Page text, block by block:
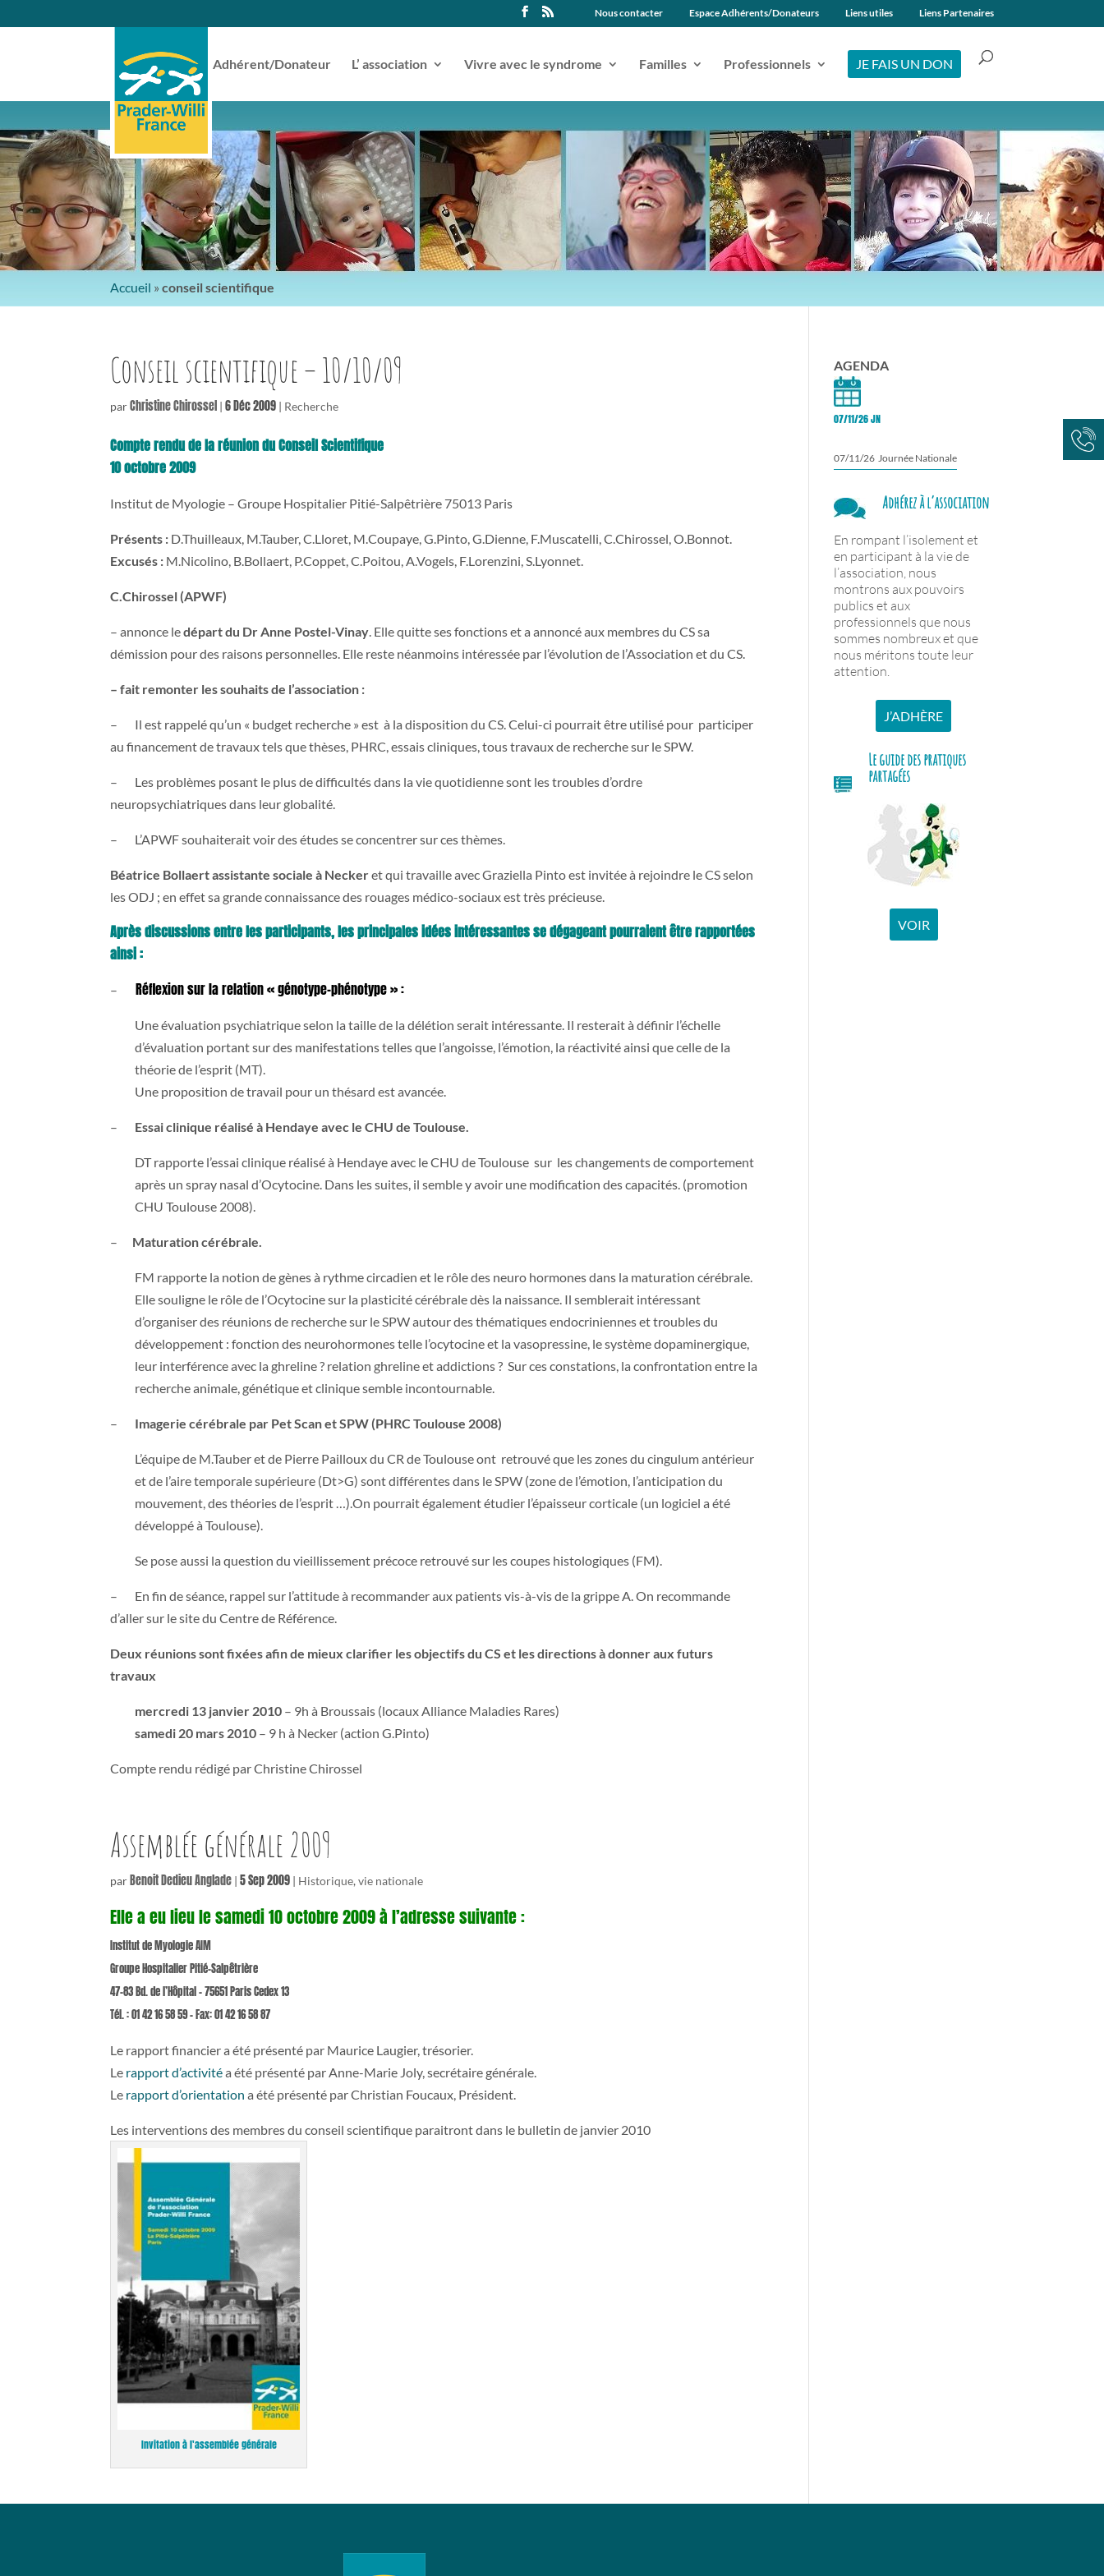
Nous contacter Espace Adhérents/Donateurs Liens utiles Liens Partenaires
Adhérent/Donateur L’ association Vivre avec le syndrome Familles Professionnels JE FAIS UN DON
Accueil »conseil scientifique
Conseil scientifique – 10/10/09
parChristine Chirossel |6 Déc 2009 | Recherche
Compte rendu de la réunion du Conseil Scientifique
10 octobre 2009
Institut de Myologie – Groupe Hospitalier Pitié-Salpêtrière 75013 Paris
Présents : D.Thuilleaux, M.Tauber, C.Lloret, M.Coupaye, G.Pinto, G.Dienne, F.Muscatelli, C.Chirossel, O.Bonnot.
Excusés : M.Nicolino, B.Bollaert, P.Coppet, C.Poitou, A.Vogels, F.Lorenzini, S.Lyonnet.
C.Chirossel (APWF)
– annonce ledépart du Dr Anne Postel-Vinay . Elle quitte ses fonctions et a annoncé aux membres du CS sa
démission pour des raisons personnelles. Elle reste néanmoins intéressée par l’évolution de l’Association et du CS.
– fait remonter les souhaits de l’association :
– Il est rappelé qu’un « budget recherche » est à la disposition du CS. Celui-ci pourrait être utilisé pour participer
au financement de travaux tels que thèses, PHRC, essais cliniques, tous travaux de recherche sur le SPW.
– Les problèmes posant le plus de difficultés dans la vie quotidienne sont les troubles d’ordre
neuropsychiatriques dans leur globalité.
– L’APWF souhaiterait voir des études se concentrer sur ces thèmes.
Béatrice Bollaert assistante sociale à Neckeret qui travaille avec Graziella Pinto est invitée à rejoindre le CS selon
les ODJ ; en effet sa grande connaissance des rouages médico-sociaux est très précieuse.
Après discussions entre les participants, les principales idées intéressantes se dégageant pourraient être rapportées
ainsi :
– Réflexion sur la relation « génotype-phénotype » :
Une évaluation psychiatrique selon la taille de la délétion serait intéressante. Il resterait à définir l’échelle
d’évaluation portant sur des manifestations telles que l’angoisse, l’émotion, la réactivité ainsi que celle de la
théorie de l’esprit (MT).
Une proposition de travail pour un thésard est avancée.
– Essai clinique réalisé à Hendaye avec le CHU de Toulouse.
DT rapporte l’essai clinique réalisé à Hendaye avec le CHU de Toulouse sur les changements de comportement
après un spray nasal d’Ocytocine. Dans les suites, il semble y avoir une modification des capacités. (promotion
CHU Toulouse 2008).
– Maturation cérébrale.
FM rapporte la notion de gènes à rythme circadien et le rôle des neuro hormones dans la maturation cérébrale.
Elle souligne le rôle de l’Ocytocine sur la plasticité cérébrale dès la naissance. Il semblerait intéressant
d’organiser des réunions de recherche sur le SPW autour des thématiques endocriniennes et troubles du
développement : fonction des neurohormones telle l’ocytocine et la vasopressine, le système dopaminergique,
leur interférence avec la ghreline ? relation ghreline et addictions ? Sur ces constations, la confrontation entre la
recherche animale, génétique et clinique semble incontournable.
– Imagerie cérébrale par Pet Scan et SPW (PHRC Toulouse 2008)
L’équipe de M.Tauber et de Pierre Pailloux du CR de Toulouse ont retrouvé que les zones du cingulum antérieur
et de l’aire temporale supérieure (Dt>G) sont différentes dans le SPW (zone de l’émotion, l’anticipation du
mouvement, des théories de l’esprit …).On pourrait également étudier l’épaisseur corticale (un logiciel a été
développé à Toulouse).
Se pose aussi la question du vieillissement précoce retrouvé sur les coupes histologiques (FM).
– En fin de séance, rappel sur l’attitude à recommander aux patients vis-à-vis de la grippe A. On recommande
d’aller sur le site du Centre de Référence.
Deux réunions sont fixées afin de mieux clarifier les objectifs du CS et les directions à donner aux futurs
travaux
mercredi 13 janvier 2010 – 9h à Broussais (locaux Alliance Maladies Rares)
samedi 20 mars 2010 – 9 h à Necker (action G.Pinto)
Compte rendu rédigé par Christine Chirossel
Assemblée générale 2009
par Benoit Dedieu Anglade |5 Sep 2009 | Historique,vie nationale
Elle a eu lieu le samedi 10 octobre 2009 à l’adresse suivante :
Institut de Myologie AIM
Groupe Hospitalier Pitié-Salpêtrière
47-83 Bd. de l’Hôpital – 75651 Paris Cedex 13
Tél. : 01 42 16 58 59 – Fax: 01 42 16 58 87
Le rapport financier a été présenté par Maurice Laugier, trésorier.
Le rapport d’activitéa été présenté par Anne-Marie Joly, secrétaire générale.
Le rapport d’orientation a été présenté par Christian Foucaux, Président.
Les interventions des membres du conseil scientifique paraitront dans le bulletin de janvier 2010
Invitation à l'assemblée générale
AGENDA
07/11/26 JN
07/11/26 Journée Nationale
Adhérez à l’association
En rompant l’isolement et
en participant à la vie de
l’association, nous
montrons aux pouvoirs
publics et aux
professionnels que nous
sommes nombreux et que
nous méritons toute leur
attention.
J’ADHÈRE
Le guide des pratiques
partagées
VOIR